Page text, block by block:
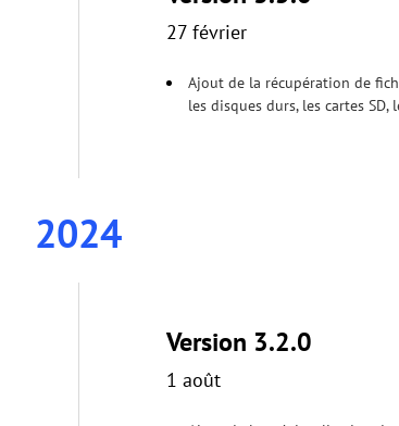
27 février
Ajout de la récupération de
les disques durs, les cartes SD,
2024
Version 3.2.0
1 août